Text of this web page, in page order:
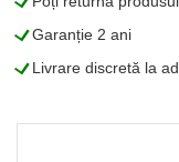
LGaranție 2 ani
LLivrare discretă la